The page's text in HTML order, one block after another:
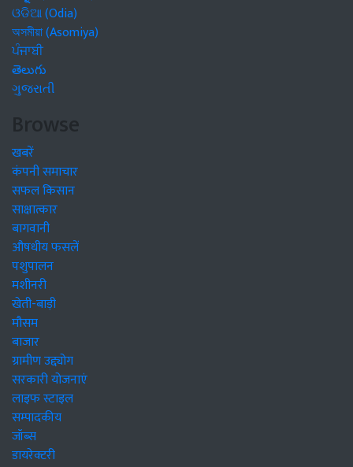
ଓଡିଆ (Odia)
অসমীয়া (Asomiya)
ਪੰਜਾਬੀ
తెలుగు
ગુજરાતી
Browse
खबरें
कंपनी समाचार
सफल किसान
साक्षात्कार
बागवानी
औषधीय फसलें
पशुपालन
मशीनरी
खेती-बाड़ी
मौसम
बाजार
ग्रामीण उद्द्योग
सरकारी योजनाएं
लाइफ स्टाइल
सम्पादकीय
जॉब्स
डायरेक्टरी